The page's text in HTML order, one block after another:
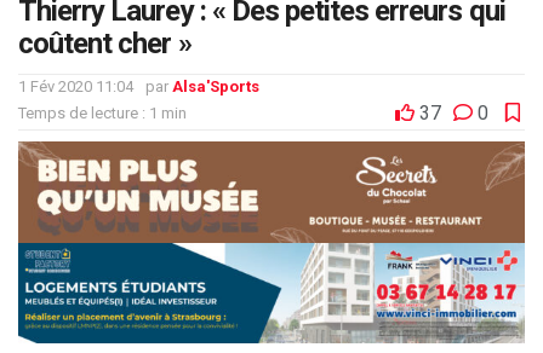
Thierry Laurey : « Des petites erreurs qui
coûtent cher »
1 Fév 2020 11:04 par Alsa'Sports
Temps de lecture : 1 min
37 0